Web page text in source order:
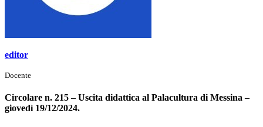
editor
Docente
Circolare n. 215 – Uscita didattica al Palacultura di Messina –
giovedì 19/12/2024.